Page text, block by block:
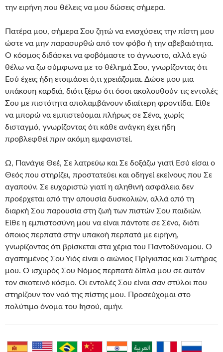
την ειρήνη που θέλεις να μου δώσεις σήμερα.
Πατέρα μου, σήμερα Σου ζητώ να ενισχύσεις την πίστη μου
ώστε να μην παρασυρθώ από τον φόβο ή την αβεβαιότητα.
Ο κόσμος διδάσκει να φοβόμαστε το άγνωστο, αλλά εγώ
θέλω να ζω σύμφωνα με το θέλημά Σου, γνωρίζοντας ότι
Εσύ έχεις ήδη ετοιμάσει ό,τι χρειάζομαι. Δώσε μου μια
υπάκουη καρδιά, διότι ξέρω ότι όσοι ακολουθούν τις εντολές
Σου με πιστότητα απολαμβάνουν ιδιαίτερη φροντίδα. Είθε
να μπορώ να εμπιστεύομαι πλήρως σε Σένα, χωρίς
δισταγμό, γνωρίζοντας ότι κάθε ανάγκη έχει ήδη
προβλεφθεί πριν ακόμη εμφανιστεί.
Ω, Πανάγιε Θεέ, Σε λατρεύω και Σε δοξάζω γιατί Εσύ είσαι ο
Θεός που στηρίζει, προστατεύει και οδηγεί εκείνους που Σε
αγαπούν. Σε ευχαριστώ γιατί η αληθινή ασφάλεια δεν
προέρχεται από την απουσία δυσκολιών, αλλά από τη
διαρκή Σου παρουσία στη ζωή των πιστών Σου παιδιών.
Είθε η εμπιστοσύνη μου να είναι πάντοτε σε Σένα, διότι
όποιος περπατά στην υπακοή περπατά με ειρήνη,
γνωρίζοντας ότι βρίσκεται στα χέρια του Παντοδύναμου. Ο
αγαπημένος Σου Υιός είναι ο αιώνιος Πρίγκιπας και Σωτήρας
μου. Ο ισχυρός Σου Νόμος περπατά δίπλα μου σε αυτόν
τον σκοτεινό κόσμο. Οι εντολές Σου είναι σαν στύλοι που
στηρίζουν τον ναό της πίστης μου. Προσεύχομαι στο
πολύτιμο όνομα του Ιησού, αμήν.